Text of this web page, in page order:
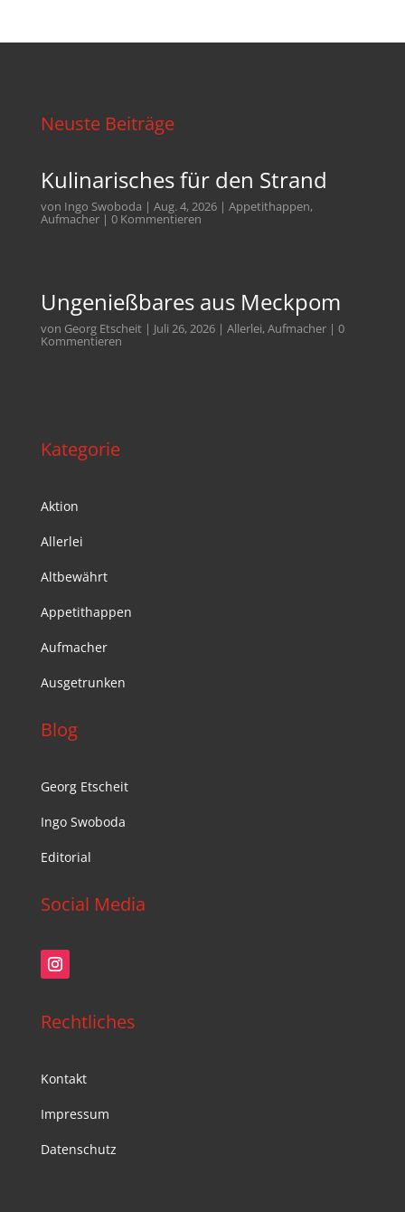
Neuste Beiträge
Kulinarisches für den Strand
von Ingo Swoboda | Aug. 4, 2026| Appetithappen,
Aufmacher| 0 Kommentieren
Ungenießbares aus Meckpom
von Georg Etscheit| Juli 26, 2026| Allerlei,Aufmacher| 0
Kommentieren
Kategorie
Aktion
Allerlei
Altbewährt
Appetithappen
Aufmacher
Ausgetrunken
Blog
Georg Etscheit
Ingo Swoboda
Editorial
Social Media
Rechtliches
Kontakt
Impressum
Datenschutz